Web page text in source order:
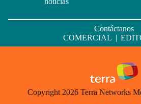
Contáctanos
COMERCIAL |
Copyright 2026 Terra Networks